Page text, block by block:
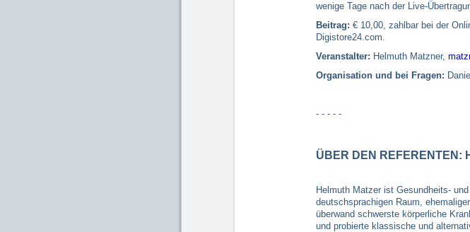
wenige Tage nach der Live-
Beitrag: € 10,00, zahlbar bei der
Digistore24.com.
Veranstalter: Helmuth Matzner,
Organisation und bei Fragen:
- - - - -
ÜBER DEN REFERENTEN:
Helmuth Matzer ist Gesundheits-
deutschsprachigen Raum,
überwand schwerste körperliche
und probierte klassische und